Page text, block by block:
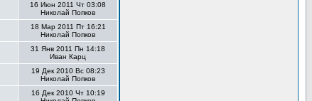
16 Июн 2011 Чт 03:08
Николай Попков
18 Мар 2011 Пт 16:21
Николай Попков
31 Янв 2011 Пн 14:18
Иван Карц
19 Дек 2010 Вс 08:23
Николай Попков
16 Дек 2010 Чт 10:19